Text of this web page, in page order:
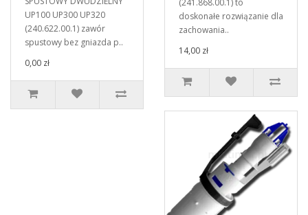
UP100 UP300 UP320
(240.622.00.1) zawór
spustowy bez gniazda p..
0,00 zł
doskonałe rozwiązanie dla
zachowania..
14,00 zł